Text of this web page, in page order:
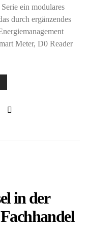
ein modulares
durch ergänzendes
Meter, D0 Reader
in der